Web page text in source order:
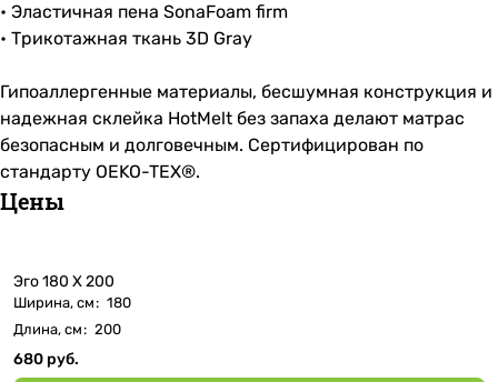
• Эластичная пена SonaFoam firm
• Трикотажная ткань 3D Gray
Гипоаллергенные материалы, бесшумная конструкция и
надежная склейка HotMelt без запаха делают матрас
безопасным и долговечным. Сертифицирован по
стандарту OEKO-TEX®.
Цены
Эго 180 Х 200
Ширина, см: 180
Длина, см: 200
680 руб.